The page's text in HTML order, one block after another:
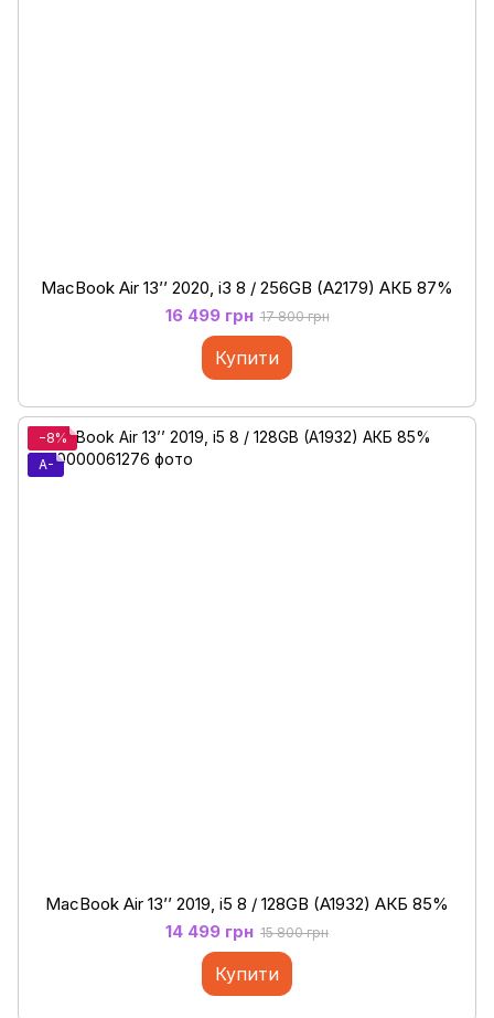
MacBook Air 13’’ 2020, і3 8 / 256GB (A2179) АКБ 87%
16 499 грн 17 800 грн
Купити
−8%
A-
MacBook Air 13’’ 2019, i5 8 / 128GB (A1932) АКБ 85%
14 499 грн 15 800 грн
Купити